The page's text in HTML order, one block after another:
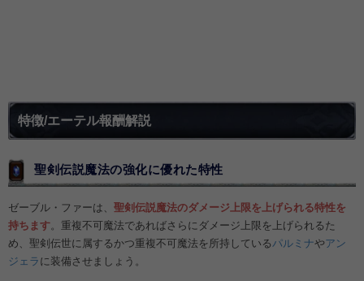
特徴/エーテル報酬解説
聖剣伝説魔法の強化に優れた特性
ゼーブル・ファーは、 聖剣伝説魔法のダメージ上限を上げられる特性を
持ちます。重複不可魔法であればさらにダメージ上限を上げられるた
め、聖剣伝世に属するかつ重複不可魔法を所持しているパルミナやアン
ジェラ に装備させましょう。